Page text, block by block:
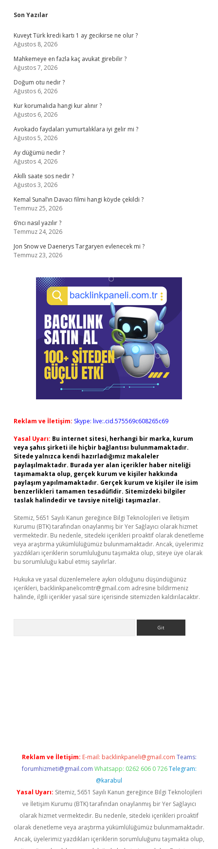
Sidebar
Son Yazılar
Kuveyt Türk kredi kartı 1 ay gecikirse ne olur ?
Ağustos 8, 2026
Mahkemeye en fazla kaç avukat girebilir ?
Ağustos 7, 2026
Doğum otu nedir ?
Ağustos 6, 2026
Kur korumalıda hangi kur alınır ?
Ağustos 6, 2026
Avokado faydaları yumurtalıklara iyi gelir mi ?
Ağustos 5, 2026
Ay düğümü nedir ?
Ağustos 4, 2026
Akıllı saate sos nedir ?
Ağustos 3, 2026
Kemal Sunal’ın Davacı filmi hangi köyde çekildi ?
Temmuz 25, 2026
6’ncı nasıl yazılır ?
Temmuz 24, 2026
Jon Snow ve Daenerys Targaryen evlenecek mi ?
Temmuz 23, 2026
Reklam ve İletişim: Skype: live:.cid.575569c608265c69
Yasal Uyarı: Bu internet sitesi, herhangi bir marka, kurum
veya şahıs şirketi ile hiçbir bağlantısı bulunmamaktadır.
Sitede yalnızca kendi hazırladığımız makaleler
paylaşılmaktadır. Burada yer alan içerikler haber niteliği
taşımamakta olup, gerçek kurum ve kişiler hakkında
paylaşım yapılmamaktadır. Gerçek kurum ve kişiler ile isim
benzerlikleri tamamen tesadüfidir. Sitemizdeki bilgiler
taslak halindedir ve tavsiye niteliği taşımazlar.
Sitemiz, 5651 Sayılı Kanun gereğince Bilgi Teknolojileri ve İletişim
Kurumu (BTK) tarafından onaylanmış bir Yer Sağlayıcı olarak hizmet
vermektedir. Bu nedenle, sitedeki içerikleri proaktif olarak denetleme
veya araştırma yükümlülüğümüz bulunmamaktadır. Ancak, üyelerimiz
yazdıkları içeriklerin sorumluluğunu taşımakta olup, siteye üye olarak
bu sorumluluğu kabul etmiş sayılırlar.
Hukuka ve yasal düzenlemelere aykırı olduğunu düşündüğünüz
içerikleri, backlinkpanelicomtr@gmail.com adresine bildirmeniz
halinde, ilgili içerikler yasal süre içerisinde sitemizden kaldırılacaktır.
Reklam ve İletişim: E-mail: backlinkpaneli@gmail.com Teams:
forumhizmeti@gmail.com Whatsapp: 0262 606 0 726 Telegram:
@karabul
Yasal Uyarı: Sitemiz, 5651 Sayılı Kanun gereğince Bilgi Teknolojileri
ve İletişim Kurumu (BTK) tarafından onaylanmış bir Yer Sağlayıcı
olarak hizmet vermektedir. Bu nedenle, sitedeki içerikleri proaktif
olarak denetleme veya araştırma yükümlülüğümüz bulunmamaktadır.
Ancak, üyelerimiz yazdıkları içeriklerin sorumluluğunu taşımakta olup,